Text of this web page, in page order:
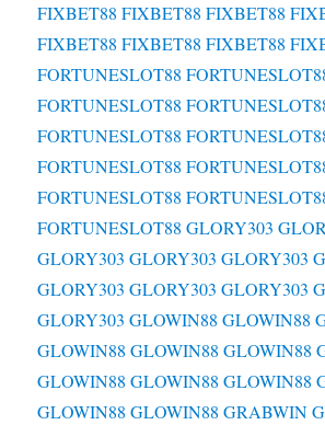
FIXBET88 FIXBET88 FIXBET88
FIXBET88 FIXBET88 FIXBET88
FORTUNESLOT88
FORTUNESLOT88
FORTUNESLOT88
FORTUNESLOT88
FORTUNESLOT88
FORTUNESLOT88 GLORY303
GLORY303 GLORY303 GLORY303
GLORY303 GLORY303 GLORY303
GLORY303 GLOWIN88 GLOWIN88
GLOWIN88 GLOWIN88 GLOWIN88
GLOWIN88 GLOWIN88 GLOWIN88
GLOWIN88 GLOWIN88 GRABWIN